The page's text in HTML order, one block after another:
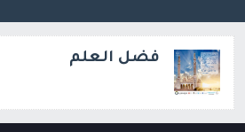
فضل العلم